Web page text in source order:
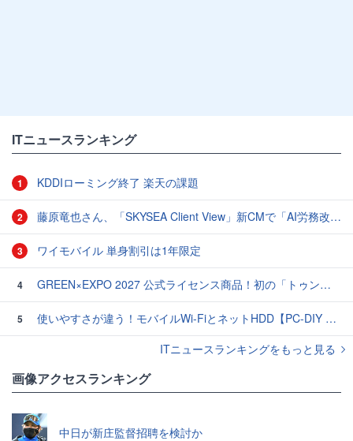
ITニュースランキング
1 KDDIローミング終了 楽天の課題
2 藤原竜也さん、「SKYSEA Client View」新CMで「AI労務改善」をアピール 働き方をAIが分析したら「すぐに休んで」と言われる？
3 ワイモバイル 単身割引は1年限定
4 GREEN×EXPO 2027 公式ライセンス商品！初の「トゥンクトゥンク」公式LINEスタンプ、販売開始
5
使いやすさが違う！モバイルWi-FiとネットHDD【PC-DIY 秋の陣】
ITニュースランキングをもっと見る
画像アクセスランキング
中日が新庄監督招聘を検討か